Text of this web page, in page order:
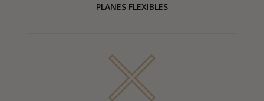
PLANES FLEXIBLES